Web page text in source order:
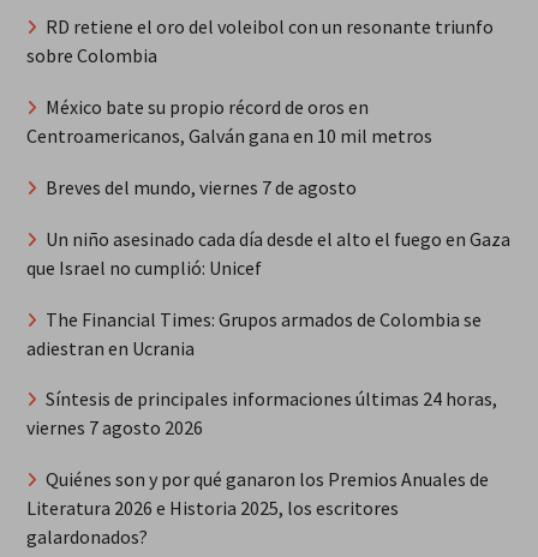
RD retiene el oro del voleibol con un resonante triunfo
sobre Colombia
México bate su propio récord de oros en
Centroamericanos, Galván gana en 10 mil metros
Breves del mundo, viernes 7 de agosto
Un niño asesinado cada día desde el alto el fuego en Gaza
que Israel no cumplió: Unicef
The Financial Times: Grupos armados de Colombia se
adiestran en Ucrania
Síntesis de principales informaciones últimas 24 horas,
viernes 7 agosto 2026
Quiénes son y por qué ganaron los Premios Anuales de
Literatura 2026 e Historia 2025, los escritores
galardonados?